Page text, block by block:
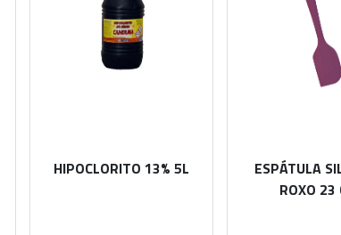
HIPOCLORITO 13% 5L
ESPÁTULA
ROXO 23